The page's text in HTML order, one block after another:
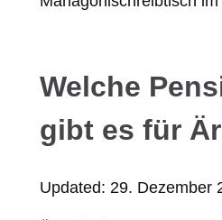
Welche
gibt es für
Updated: 29. Dezember